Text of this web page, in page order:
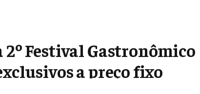
2º Festival Gastronômico
a preço fixo